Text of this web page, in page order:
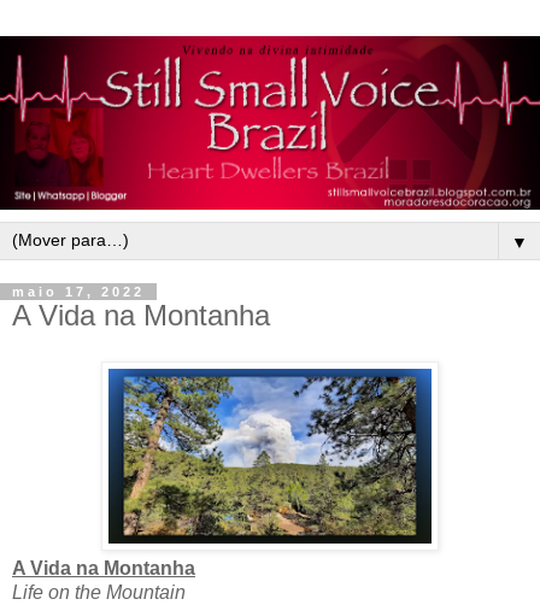
▼
maio 17, 2022
A Vida na Montanha
A Vida na Montanha
Life on the Mountain